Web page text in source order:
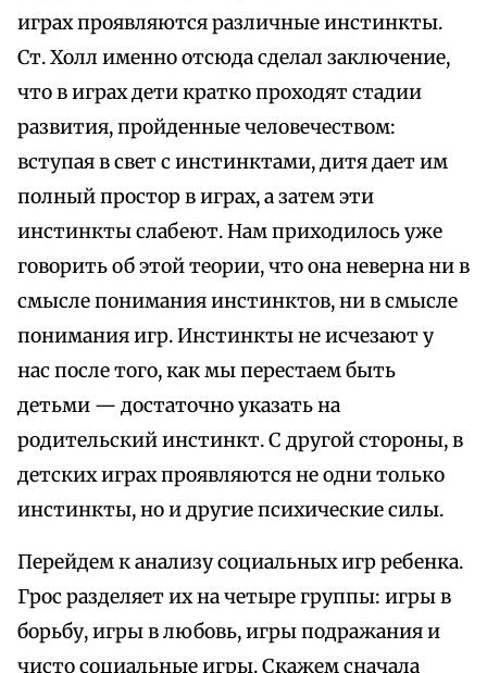
играх проявляются различные инстинкты.
Ст. Холл именно отсюда сделал заключение,
что в играх дети кратко проходят стадии
развития, пройденные человечеством:
вступая в свет с инстинктами, дитя дает им
полный простор в играх, а затем эти
инстинкты слабеют. Нам приходилось уже
говорить об этой теории, что она неверна ни в
смысле понимания инстинктов, ни в смысле
понимания игр. Инстинкты не исчезают у
нас после того, как мы перестаем быть
детьми — достаточно указать на
родительский инстинкт. С другой стороны, в
детских играх проявляются не одни только
инстинкты, но и другие психические силы.
Перейдем к анализу социальных игр ребенка.
Грос разделяет их на четыре группы: игры в
борьбу, игры в любовь, игры подражания и
чисто социальные игры. Скажем сначала